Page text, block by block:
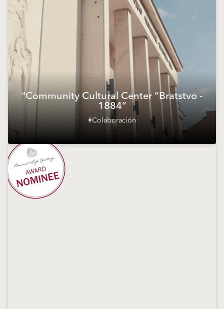
"Community Cultural Center “Bratstvo -
1884“
#Colaboración